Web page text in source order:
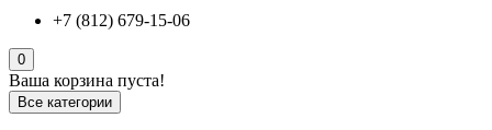
+7 (812) 679-15-06
0
Ваша корзина пуста!
Все категории